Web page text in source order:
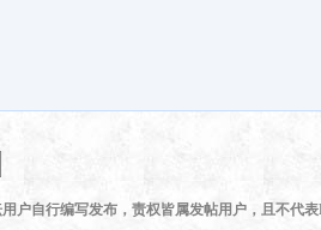
户自行编写发布，责权皆属发帖用户，且不代